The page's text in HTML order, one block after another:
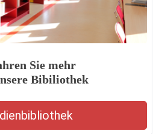
Sie mehr
Bibiliothek